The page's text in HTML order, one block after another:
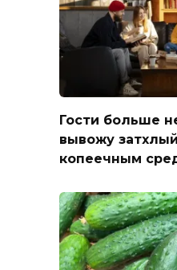
Гости больше
вывожу
копеечным